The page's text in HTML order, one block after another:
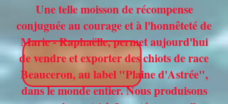
Une telle moisson de récompense
conjuguée au courage et à l'honnêteté de
Marie - Raphaëlle, permet aujourd'hui
de vendre et exporter des chiots de race
Beauceron, au label "Plaine d'Astrée",
dans le monde entier. Nous produisons